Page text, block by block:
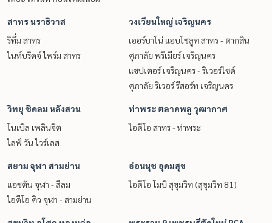
สาทร นราธิวาส
ริทึ่ม สาทร
ไนท์บริดจ์ ไพร์ม สาทร
วงเวียนใหญ่ เจริญนคร
เออร์บาโน่ แอบโซลูท สาทร - ตากสิน
ศุภาลัย พรีเมียร์ เจริญนคร
แชปเตอร์ เจริญนคร - ริเวอร์ไซด์
ศุภาลัย ริเวอร์ รีสอร์ท เจริญนคร
วิทยุ ชิดลม หลังสวน
โนเบิล เพลินจิต
ไลฟ์ วัน ไวร์เลส
ท่าพระ ตลาดพลู วุฒากาศ
ไอดีโอ สาทร - ท่าพระ
สยาม จุฬา สามย่าน
แอชตัน จุฬา - สีลม
ไอดีโอ คิว จุฬา - สามย่าน
อ่อนนุช อุดมสุข
ไอดีโอ โมบิ สุขุมวิท (สุขุมวิท 81)